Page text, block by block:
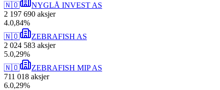
🇳🇴
NYGLÅ INVEST AS
2 197 690 aksjer
4.0,84%
🇳🇴
ZEBRAFISH AS
2 024 583 aksjer
5.0,29%
🇳🇴
ZEBRAFISH MIP AS
711 018 aksjer
6.0,29%